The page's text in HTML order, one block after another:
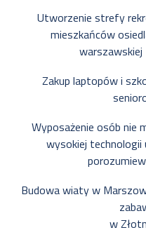
Utworzenie strefy
mieszkańców
warszawskiej
Zakup laptopów i
Wyposażenie osób nie
wysokiej technologii
Budowa wiaty w
w